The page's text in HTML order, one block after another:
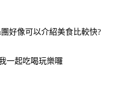
好像可以介紹美食比較快?
一起吃喝玩樂囉